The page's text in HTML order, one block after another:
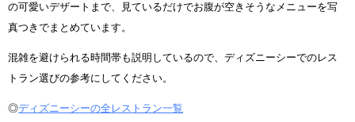
の可愛いデザートまで、見ているだけでお腹が空きそうなメニューを写
真つきでまとめています。
混雑を避けられる時間帯も説明しているので、ディズニーシーでのレス
トラン選びの参考にしてください。
◎ディズニーシーの全レストラン一覧